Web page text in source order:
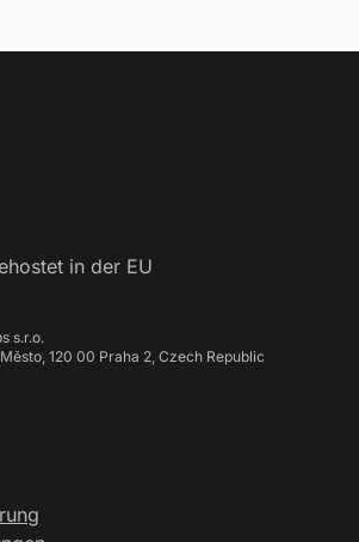
in der EU
s.r.o.
120 00 Praha 2, Czech Republic